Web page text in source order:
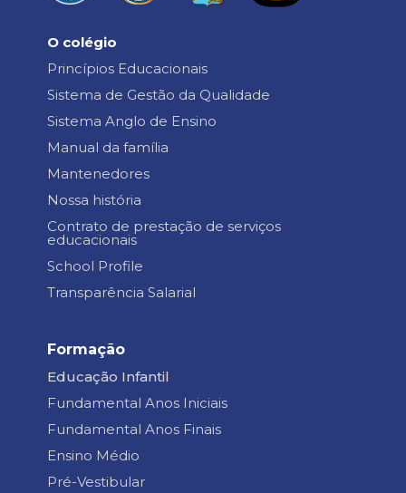
O colégio
Princípios Educacionais
Sistema de Gestão da Qualidade
Sistema Anglo de Ensino
Manual da família
Mantenedores
Nossa história
Contrato de prestação de serviços
educacionais
School Profile
Transparência Salarial
Formação
Educação Infantil
Fundamental Anos Iniciais
Fundamental Anos Finais
Ensino Médio
Pré-Vestibular